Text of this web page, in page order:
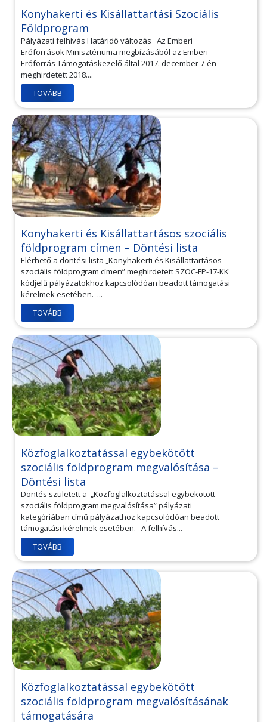
Konyhakerti és Kisállattartási Szociális
Földprogram
Pályázati felhívás Határidő változás Az Emberi
Erőforrások Minisztériuma megbízásából az Emberi
Erőforrás Támogatáskezelő által 2017. december 7-én
meghirdetett 2018....
TOVÁBB
Konyhakerti és Kisállattartásos szociális
földprogram címen – Döntési lista
Elérhető a döntési lista „Konyhakerti és Kisállattartásos
szociális földprogram címen” meghirdetett SZOC-FP-17-KK
kódjelű pályázatokhoz kapcsolódóan beadott támogatási
kérelmek esetében. ...
TOVÁBB
Közfoglalkoztatással egybekötött
szociális földprogram megvalósítása –
Döntési lista
Döntés született a „Közfoglalkoztatással egybekötött
szociális földprogram megvalósítása” pályázati
kategóriában című pályázathoz kapcsolódóan beadott
támogatási kérelmek esetében. A felhívás...
TOVÁBB
Közfoglalkoztatással egybekötött
szociális földprogram megvalósításának
támogatására